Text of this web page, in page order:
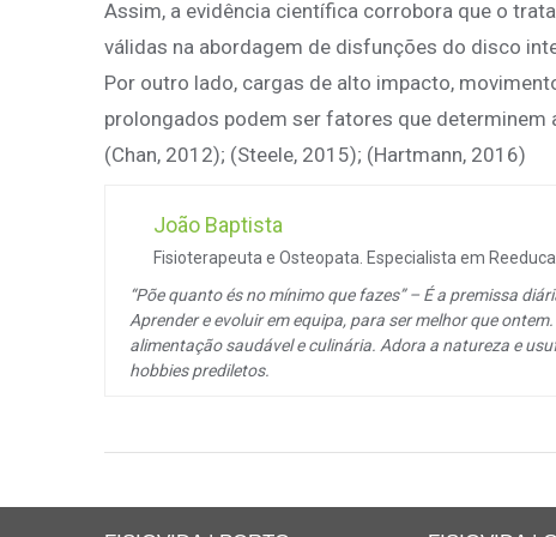
Assim, a evidência científica corrobora que o
válidas na abordagem de disfunções do disco
Por outro lado, cargas de alto impacto,
prolongados podem ser fatores que
(Chan, 2012); (Steele, 2015); (Hartmann, 2016)
João Baptista
Fisioterapeuta e Osteopata. Especialista em
“Põe quanto és no mínimo que fazes” – É a premissa
Aprender e evoluir em equipa, para ser melhor que
alimentação saudável e culinária. Adora a natureza e
hobbies prediletos.